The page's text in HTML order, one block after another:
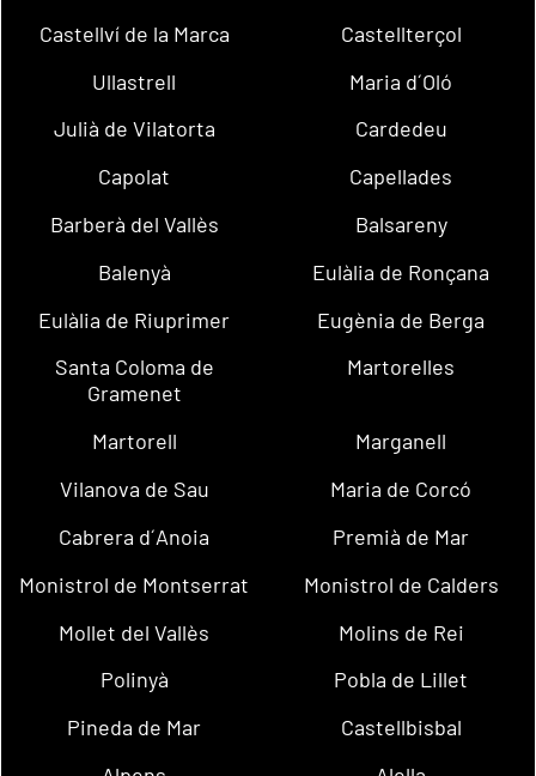
Castellví de la Marca
Castellterçol
Ullastrell
Maria d´Oló
Julià de Vilatorta
Cardedeu
Capolat
Capellades
Barberà del Vallès
Balsareny
Balenyà
Eulàlia de Ronçana
Eulàlia de Riuprimer
Eugènia de Berga
Santa Coloma de
Gramenet
Martorelles
Martorell
Marganell
Vilanova de Sau
Maria de Corcó
Cabrera d´Anoia
Premià de Mar
Monistrol de Montserrat
Monistrol de Calders
Mollet del Vallès
Molins de Rei
Polinyà
Pobla de Lillet
Pineda de Mar
Castellbisbal